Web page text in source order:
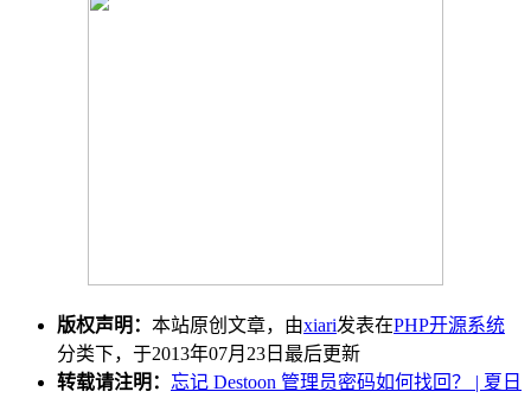
版权声明： 本站原创文章，由xiari发表在PHP开源系统
分类下，于2013年07月23日最后更新
转载请注明： 忘记 Destoon 管理员密码如何找回？ | 夏日